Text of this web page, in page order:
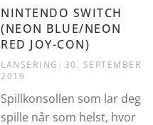
NINTENDO SWITCH
(NEON BLUE/NEON
RED JOY-CON)
LANSERING: 30. SEPTEMBER
2019
Spillkonsollen som lar deg
spille når som helst, hvor